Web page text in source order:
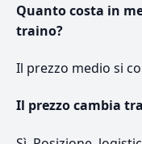
Quanto costa in
traino?
Il prezzo medio si
Il prezzo cambia